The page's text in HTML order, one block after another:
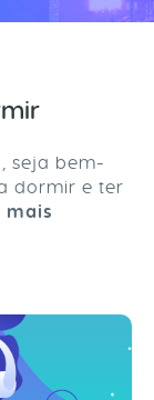
seja bem-
dormir e ter
mais